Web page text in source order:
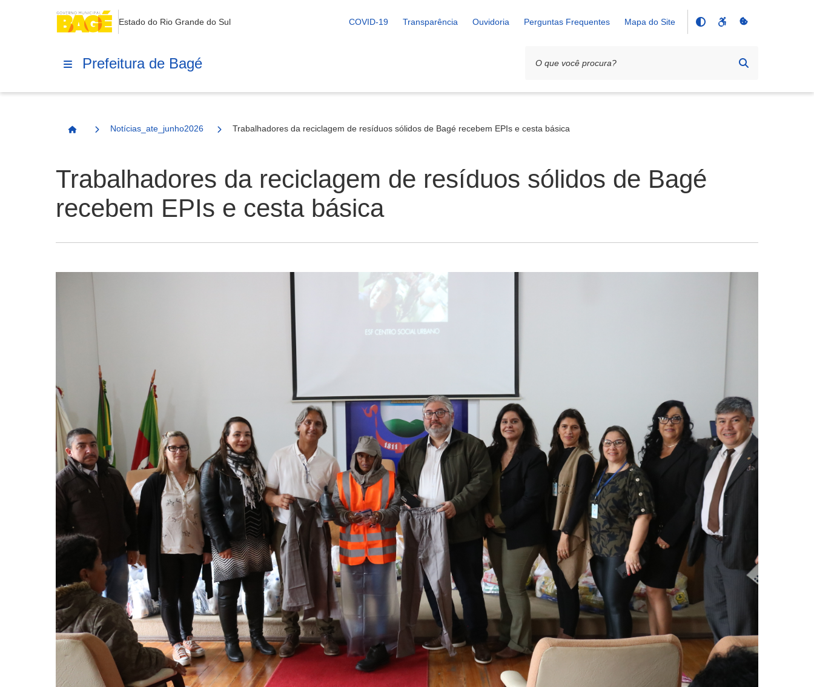
Estado do Rio Grande do Sul COVID-19 Transparência Ouvidoria Perguntas Frequentes Mapa do Site
Prefeitura de Bagé
Página Inicial
Notícias_ate_junho2026 Trabalhadores da reciclagem de resíduos sólidos de Bagé recebem EPIs e cesta básica
Trabalhadores da reciclagem de resíduos sólidos de Bagé
recebem EPIs e cesta básica